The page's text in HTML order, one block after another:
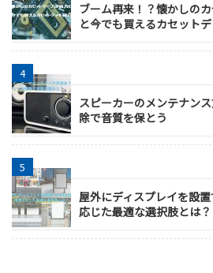
ブーム再来！？懐かしの
と今でも買えるカセット
スピーカーのメンテナン
除で音質を保とう
屋外にディスプレイを設
応じた最適な選択肢とは？